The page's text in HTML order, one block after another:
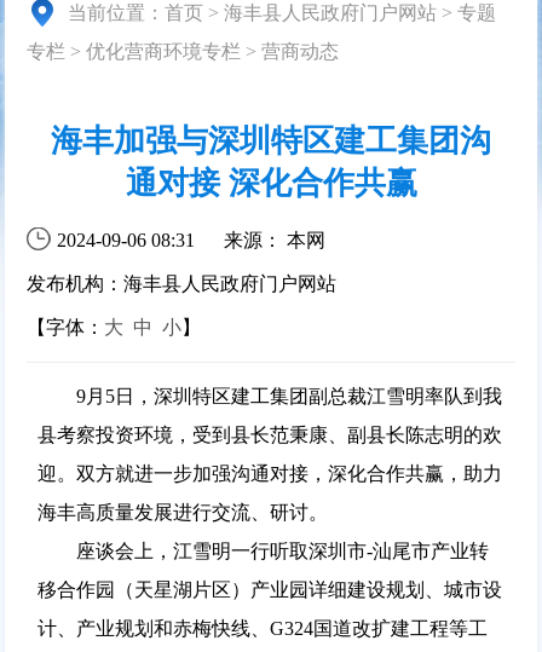
当前位置：首页 >海丰县人民政府门户网站 >专题
专栏 >优化营商环境专栏 >营商动态
海丰加强与深圳特区建工集团沟
通对接 深化合作共赢
2024-09-06 08:31 来源： 本网
发布机构：海丰县人民政府门户网站
【字体： 大 中 小】
9月5日，深圳特区建工集团副总裁江雪明率队到我
县考察投资环境，受到县长范秉康、副县长陈志明的欢
迎。双方就进一步加强沟通对接，深化合作共赢，助力
海丰高质量发展进行交流、研讨。
座谈会上，江雪明一行听取深圳市-汕尾市产业转
移合作园（天星湖片区）产业园详细建设规划、城市设
计、产业规划和赤梅快线、G324国道改扩建工程等工